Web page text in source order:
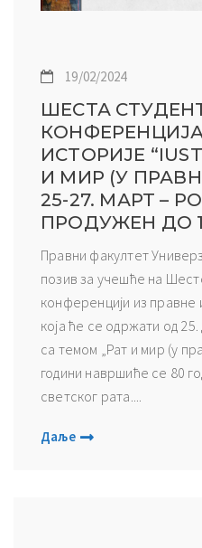
19/02/2024
ШЕСТА
ИСТОРИЈЕ
И МИР (У
25-27. МАРТ –
ПРОДУЖЕН ДО
Правни факултет
позив за учешће на
конференцији из правне
која ће се одржати од
са темом „Рат и мир (у
години навршиће се 80
светског рата....
Даље